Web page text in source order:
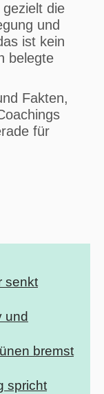
die
und
ist kein
belegte
Fakten,
für
senkt
und
bremst
spricht